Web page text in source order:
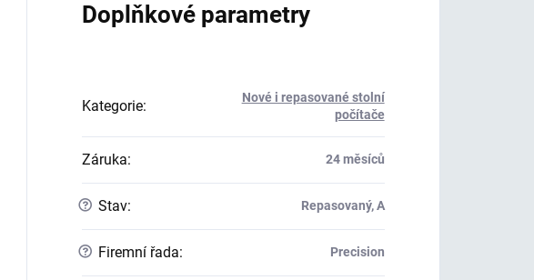
Doplňkové parametry
Kategorie:
Nové i repasované stolní
počítače
Záruka: 24 měsíců
? Stav: Repasovaný, A
? Firemní řada: Precision